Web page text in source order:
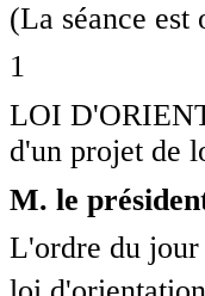
(La séance est
1
LOI
d'un projet de
M. le
L'ordre du jour